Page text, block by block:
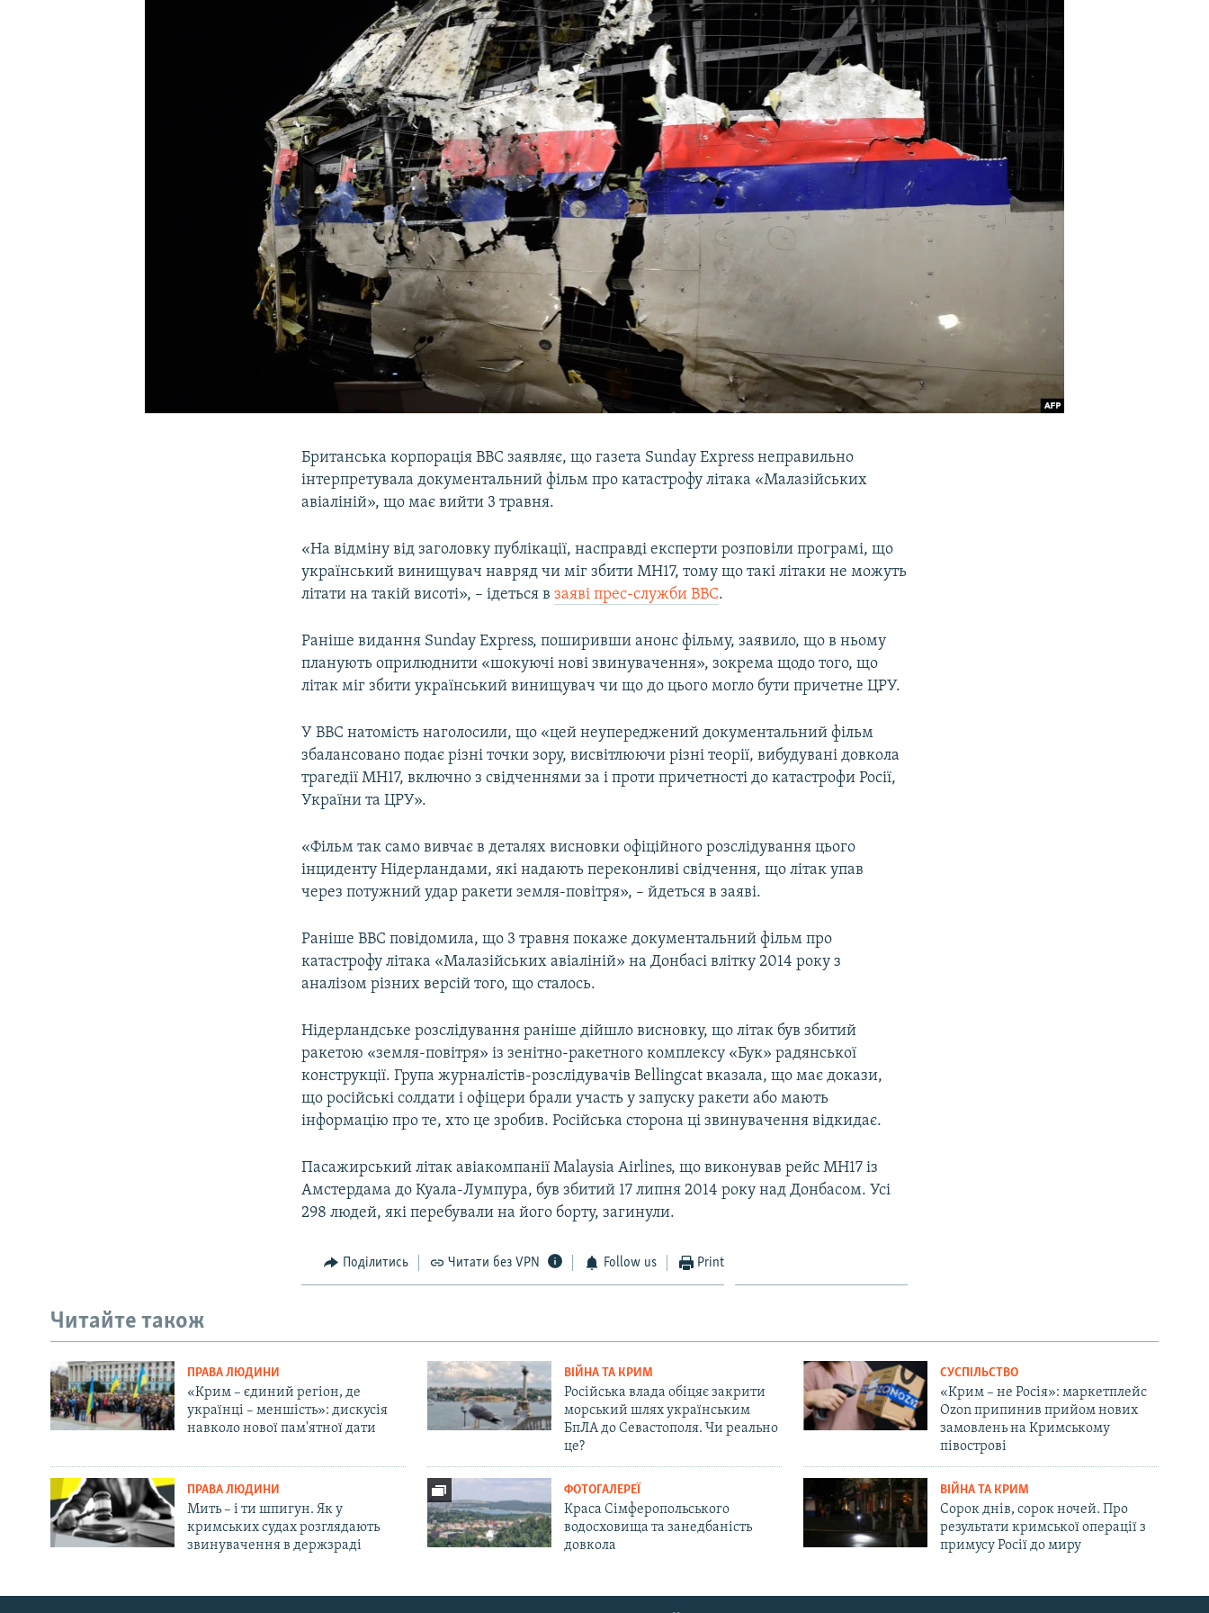
Русский
Британська корпорація BBC заявляє, що газета Sunday Express неправильно
інтерпретувала документальний фільм про катастрофу літака «Малазійських
авіаліній», що має вийти 3 травня.
«На відміну від заголовку публікації, насправді експерти розповіли програмі, що
український винищувач навряд чи міг збити МН17, тому що такі літаки не можуть
літати на такій висоті», – ідеться взаяві прес-служби BBC.
Раніше видання Sunday Express, поширивши анонс фільму, заявило, що в ньому
планують оприлюднити «шокуючі нові звинувачення», зокрема щодо того, що
літак міг збити український винищувач чи що до цього могло бути причетне ЦРУ.
У BBC натомість наголосили, що «цей неупереджений документальний фільм
збалансовано подає різні точки зору, висвітлюючи різні теорії, вибудувані довкола
трагедії МН17, включно з свідченнями за і проти причетності до катастрофи Росії,
України та ЦРУ».
«Фільм так само вивчає в деталях висновки офіційного розслідування цього
інциденту Нідерландами, які надають переконливі свідчення, що літак упав
через потужний удар ракети земля-повітря», – йдеться в заяві.
Раніше BBC повідомила, що 3 травня покаже документальний фільм про
катастрофу літака «Малазійських авіаліній» на Донбасі влітку 2014 року з
аналізом різних версій того, що сталось.
Нідерландське розслідування раніше дійшло висновку, що літак був збитий
ракетою «земля-повітря» із зенітно-ракетного комплексу «Бук» радянської
конструкції. Група журналістів-розслідувачів Bellingcat вказала, що має докази,
що російські солдати і офіцери брали участь у запуску ракети або мають
інформацію про те, хто це зробив. Російська сторона ці звинувачення відкидає.
Пасажирський літак авіакомпанії Malaysia Airlines, що виконував рейс MH17 із
Амстердама до Куала-Лумпура, був збитий 17 липня 2014 року над Донбасом. Усі
298 людей, які перебували на його борту, загинули.
Поділитись Читати без VPN Follow us Print
Читайте також
ПРАВА ЛЮДИНИ
«Крим – єдиний регіон, де
українці – меншість»: дискусія
навколо нової пам'ятної дати
ВІЙНА ТА КРИМ
Російська влада обіцяє закрити
морський шлях українським
БпЛА до Севастополя. Чи реально
це?
СУСПІЛЬСТВО
«Крим – не Росія»: маркетплейс
Ozon припинив прийом нових
замовлень на Кримському
півострові
ПРАВА ЛЮДИНИ
Мить – і ти шпигун. Як у
кримських судах розглядають
звинувачення в держзраді
ФОТОГАЛЕРЕЇ
Краса Сімферопольського
водосховища та занедбаність
довкола
ВІЙНА ТА КРИМ
Сорок днів, сорок ночей. Про
результати кримської операції з
примусу Росії до миру